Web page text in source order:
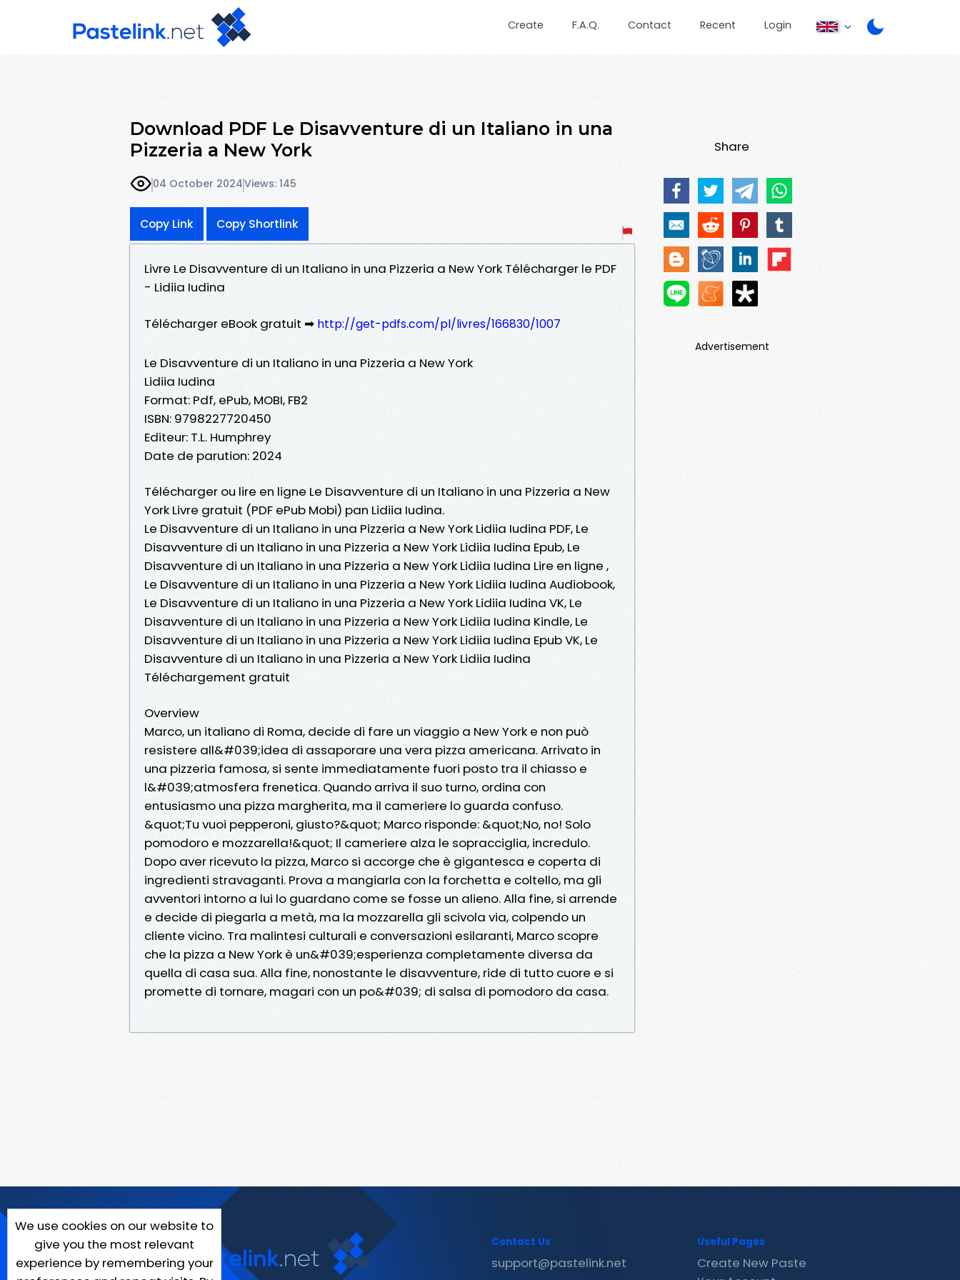
Create F.A.Q. Contact Recent Login
Download PDF Le Disavventure di un Italiano in una
Pizzeria a New York
04 October 2024Views: 145
Copy Link Copy Shortlink
Livre Le Disavventure di un Italiano in una Pizzeria a New York Télécharger le PDF
- Lidiia Iudina
Télécharger eBook gratuit ➡ http://get-pdfs.com/pl/livres/166830/1007
Le Disavventure di un Italiano in una Pizzeria a New York
Lidiia Iudina
Format: Pdf, ePub, MOBI, FB2
ISBN: 9798227720450
Editeur: T.L. Humphrey
Date de parution: 2024
Télécharger ou lire en ligne Le Disavventure di un Italiano in una Pizzeria a New
York Livre gratuit (PDF ePub Mobi) pan Lidiia Iudina.
Le Disavventure di un Italiano in una Pizzeria a New York Lidiia Iudina PDF, Le
Disavventure di un Italiano in una Pizzeria a New York Lidiia Iudina Epub, Le
Disavventure di un Italiano in una Pizzeria a New York Lidiia Iudina Lire en ligne ,
Le Disavventure di un Italiano in una Pizzeria a New York Lidiia Iudina Audiobook,
Le Disavventure di un Italiano in una Pizzeria a New York Lidiia Iudina VK, Le
Disavventure di un Italiano in una Pizzeria a New York Lidiia Iudina Kindle, Le
Disavventure di un Italiano in una Pizzeria a New York Lidiia Iudina Epub VK, Le
Disavventure di un Italiano in una Pizzeria a New York Lidiia Iudina
Téléchargement gratuit
Overview
Marco, un italiano di Roma, decide di fare un viaggio a New York e non può
resistere all&#039;idea di assaporare una vera pizza americana. Arrivato in
una pizzeria famosa, si sente immediatamente fuori posto tra il chiasso e
l&#039;atmosfera frenetica. Quando arriva il suo turno, ordina con
entusiasmo una pizza margherita, ma il cameriere lo guarda confuso.
&quot;Tu vuoi pepperoni, giusto?&quot; Marco risponde: &quot;No, no! Solo
pomodoro e mozzarella!&quot; Il cameriere alza le sopracciglia, incredulo.
Dopo aver ricevuto la pizza, Marco si accorge che è gigantesca e coperta di
ingredienti stravaganti. Prova a mangiarla con la forchetta e coltello, ma gli
avventori intorno a lui lo guardano come se fosse un alieno. Alla fine, si arrende
e decide di piegarla a metà, ma la mozzarella gli scivola via, colpendo un
cliente vicino. Tra malintesi culturali e conversazioni esilaranti, Marco scopre
che la pizza a New York è un&#039;esperienza completamente diversa da
quella di casa sua. Alla fine, nonostante le disavventure, ride di tutto cuore e si
promette di tornare, magari con un po&#039; di salsa di pomodoro da casa.
Share
Advertisement
We use cookies on our website to
give you the most relevant
experience by remembering your
Contact Us
support@pastelink.net
Useful Pages
Create New Paste